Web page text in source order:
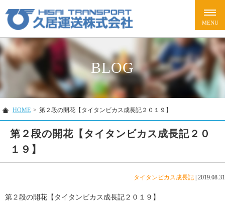
BLOG
HOME > 第２段の開花【タイタンビカス成長記２０１９】
第２段の開花【タイタンビカス成長記２０
１９】
タイタンビカス成長記 2019.08.31
第２段の開花【タイタンビカス成長記２０１９】